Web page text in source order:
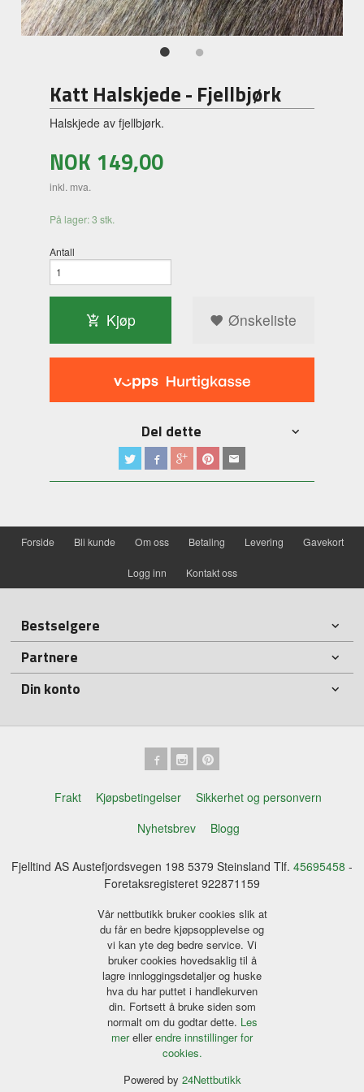
Katt Halskjede - Fjellbjørk
Halskjede av fjellbjørk.
NOK 149,00
inkl. mva.
På lager: 3 stk.
Antall
Kjøp Ønskeliste
Del dette
Forside Bli kunde Om oss Betaling Levering Gavekort
Logg inn Kontakt oss
Bestselgere
Partnere
Din konto
Frakt Kjøpsbetingelser
Sikkerhet og personvern
Nyhetsbrev
Blogg
Fjelltind AS Austefjordsvegen 198 5379 Steinsland Tlf. 45695458 -
Foretaksregisteret 922871159
Vår nettbutikk bruker cookies slik at
du får en bedre kjøpsopplevelse og
vi kan yte deg bedre service. Vi
bruker cookies hovedsaklig til å
lagre innloggingsdetaljer og huske
hva du har puttet i handlekurven
din. Fortsett å bruke siden som
normalt om du godtar dette. Les
merellerendre innstillinger for
cookies.
Powered by 24Nettbutikk